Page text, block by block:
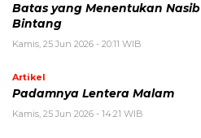
Batas yang Menentukan Nasib
Bintang
Kamis, 25 Jun 2026 - 20:11 WIB
Artikel
Padamnya Lentera Malam
Kamis, 25 Jun 2026 - 14:21 WIB